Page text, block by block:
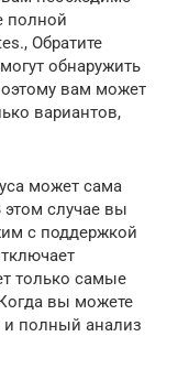
полной
Обратите
обнаружить
вам может
вариантов,
может сама
этом случае вы
с поддержкой
только самые
вы можете
и полный анализ